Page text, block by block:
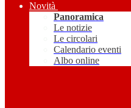
Novità
Panoramica
Le notizie
Le circolari
Calendario eventi
Albo online